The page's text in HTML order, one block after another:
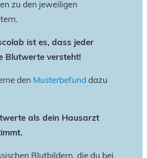
zu den jeweiligen
ist es, dass jeder
Blutwerte versteht!
den Musterbefund dazu
als dein Hausarzt
Blutbildern, die du bei